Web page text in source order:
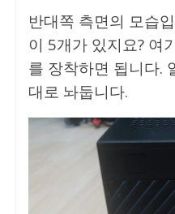
반대쪽 측면의 모습
이 5개가 있지요? 여
를 장착하면 됩니다.
대로 놔둡니다.